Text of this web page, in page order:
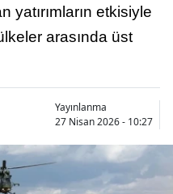
yatırımların etkisiyle
arasında üst
Yayınlanma
27 Nisan 2026 - 10:27